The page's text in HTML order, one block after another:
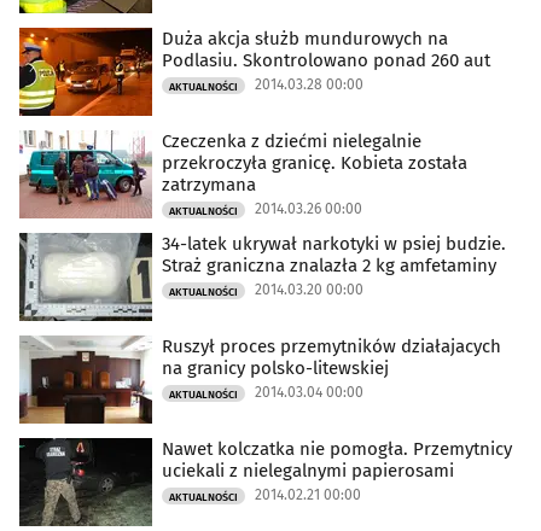
Duża akcja służb mundurowych na
Podlasiu. Skontrolowano ponad 260 aut
AKTUALNOŚCI 2014.03.28 00:00
Czeczenka z dziećmi nielegalnie
przekroczyła granicę. Kobieta została
zatrzymana
AKTUALNOŚCI 2014.03.26 00:00
34-latek ukrywał narkotyki w psiej budzie.
Straż graniczna znalazła 2 kg amfetaminy
AKTUALNOŚCI 2014.03.20 00:00
Ruszył proces przemytników działajacych
na granicy polsko-litewskiej
AKTUALNOŚCI 2014.03.04 00:00
Nawet kolczatka nie pomogła. Przemytnicy
uciekali z nielegalnymi papierosami
AKTUALNOŚCI 2014.02.21 00:00